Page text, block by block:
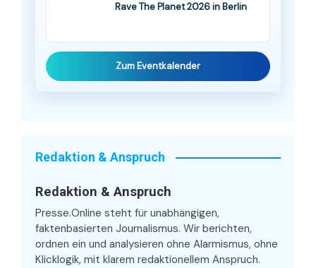
Rave The Planet 2026 in Berlin
Zum Eventkalender
Redaktion & Anspruch
Redaktion & Anspruch
Presse.Online steht für unabhängigen,
faktenbasierten Journalismus. Wir berichten,
ordnen ein und analysieren ohne Alarmismus, ohne
Klicklogik, mit klarem redaktionellem Anspruch.